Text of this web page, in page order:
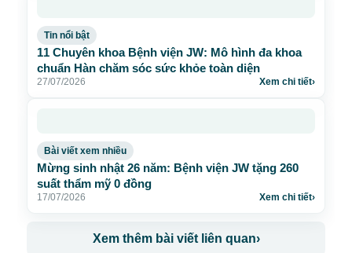
Tin nổi bật
11 Chuyên khoa Bệnh viện JW: Mô hình đa khoa
chuẩn Hàn chăm sóc sức khỏe toàn diện
27/07/2026 Xem chi tiết›
Bài viết xem nhiều
Mừng sinh nhật 26 năm: Bệnh viện JW tặng 260
suất thẩm mỹ 0 đồng
17/07/2026 Xem chi tiết›
Xem thêm bài viết liên quan›